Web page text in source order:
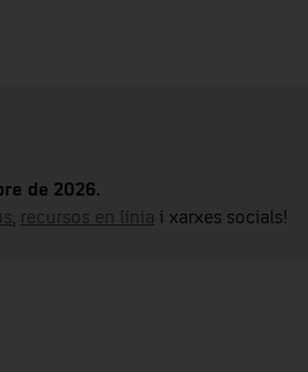
de 2026.
recursos en línia i xarxes socials!